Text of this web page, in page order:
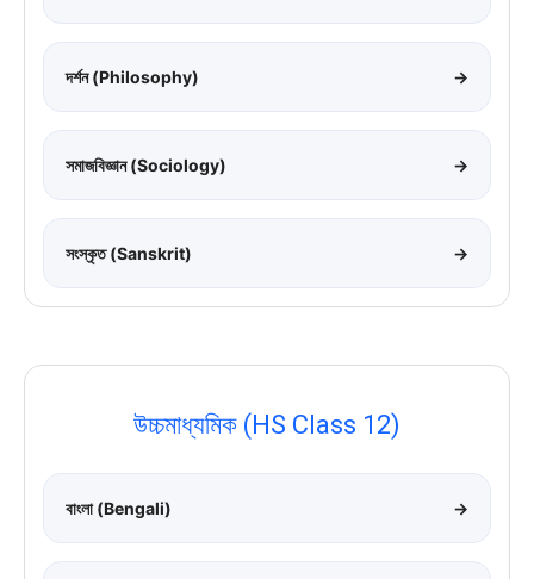
দর্শন (Philosophy) →
সমাজবিজ্ঞান (Sociology) →
সংস্কৃত (Sanskrit) →
উচ্চমাধ্যমিক (HS Class 12)
বাংলা (Bengali) →